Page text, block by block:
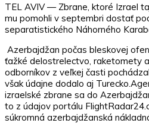
TEL AVIV — Zbrane, ktoré Izrael
mu pomohli v septembri dostať
separatistického Náhorného
Azerbajdžan počas bleskovej
ťažké delostrelectvo, raketomety
odborníkov z veľkej časti
však údajne dodalo aj
izraelské zbrane sa do
to z údajov portálu
súkromná azerbajdžanská